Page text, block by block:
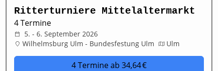
Ritterturniere Mittelaltermarkt
4 Termine
5. - 6. September 2026
Wilhelmsburg Ulm - Bundesfestung Ulm
Ulm
4 Termineab 34,64 €